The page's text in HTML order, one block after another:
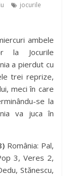
jocurile
ambele
la Jocurile
a pierdut cu
trei reprize,
meci în care
se la
va juca în
România: Pal,
3, Veres 2,
Stănescu,